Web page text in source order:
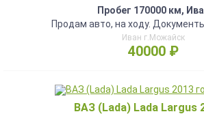
Пробег 170000 км,
Продам авто, на ходу.
Иван г.Можайск
40000 ₽
ВАЗ (Lada) Lada Largus